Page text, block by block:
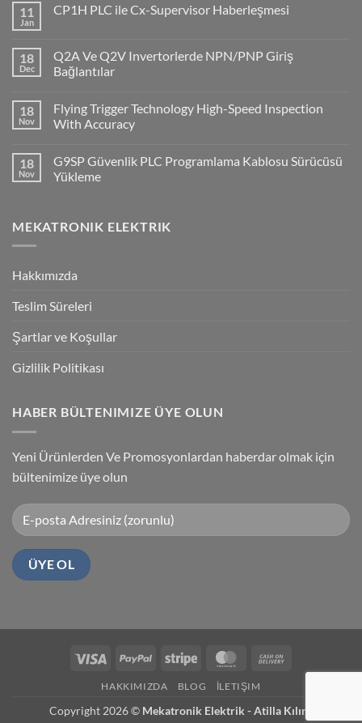
11
Jan
CP1H PLC ile Cx-Supervisor Haberleşmesi
CP1H
PLC
ile
Haberleşmesi
18
Dec
Q2A Ve Q2V Invertorlerde NPN/PNP Giriş
Bağlantılar
on
Q2A
Ve
NPN/PNP
Giriş
Bağlantılar
18
Nov
Flying Trigger Technology High-Speed Inspection
With Accuracy
on
Flying
Trigger
Inspection
With
18
Nov
G9SP Güvenlik PLC Programlama Kablosu Sürücüsü
Yükleme
G9SP
Güvenlik
Sürücüsü
MEKATRONIK ELEKTRIK
Hakkımızda
Teslim Süreleri
Şartlar ve Koşullar
Gizlilik Politikası
HABER BÜLTENIMIZE ÜYE OLUN
Yeni Ürünlerden Ve Promosyonlardan haberdar olmak için
bültenimize üye olun
Visa PayPal Stripe MasterCard
HAKKIMIZDA BLOG İLETIŞIM
Copyright 2026 © Mekatronik Elektrik - Atilla Kılınç